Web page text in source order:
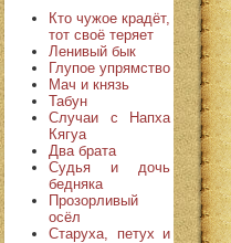
Кто чужое крадёт,
тот своё теряет
Ленивый бык
Глупое упрямство
Мач и князь
Табун
Случаи с Напха
Кягуа
Два брата
Судья и дочь
бедняка
Прозорливый
осёл
Старуха, петух и